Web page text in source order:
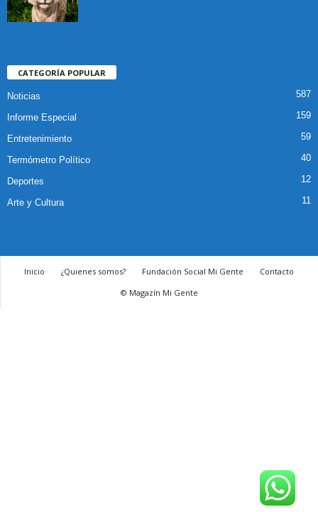
CATEGORÍA POPULAR
Noticias 587
Informe Especial 159
Entretenimiento 59
Termómetro Político 40
Deportes 12
Arte y Cultura 11
Inicio ¿Quienes somos? Fundación Social Mi Gente
Contacto
© Magazín Mi Gente